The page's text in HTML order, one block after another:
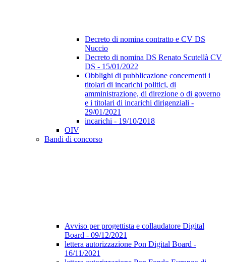
Decreto di nomina contratto e CV DS
Nuccio
Decreto di nomina DS Renato Scutellà CV
DS - 15/01/2022
Obblighi di pubblicazione concernenti i
titolari di incarichi politici, di
amministrazione, di direzione o di governo
e i titolari di incarichi dirigenziali -
29/01/2021
incarichi - 19/10/2018
OIV
Bandi di concorso
Avviso per progettista e collaudatore Digital
Board - 09/12/2021
lettera autorizzazione Pon Digital Board -
16/11/2021